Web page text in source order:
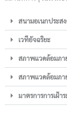
สนามอเนกประส
เวทีอัจฉริยะ
สภาพแวดล้อมภา
สภาพแวดล้อมภา
มาตรการการเฝ้า